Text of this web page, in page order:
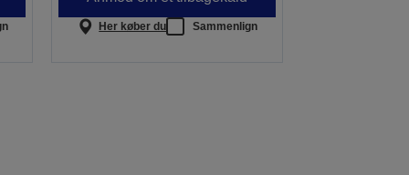
Her køber du Sammenlign